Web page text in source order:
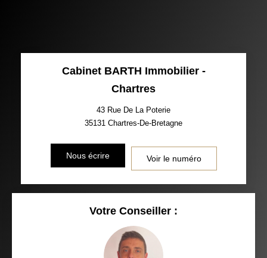
Cabinet BARTH Immobilier -
Chartres
43 Rue De La Poterie
35131 Chartres-De-Bretagne
Nous écrire Voir le numéro
Votre Conseiller :